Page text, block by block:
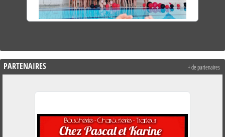
PARTENAIRES + de partenaires